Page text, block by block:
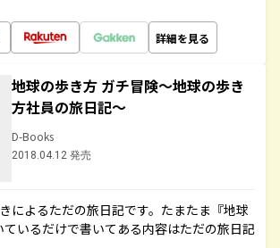
詳細を見る
地球の歩き方 ガチ冒険～地球の歩き
方社員の旅日記～
D-Books
2018.04.12 発売
によるただの旅日記です。たまたま『地球
いるだけで書いてある内容はただの旅日記